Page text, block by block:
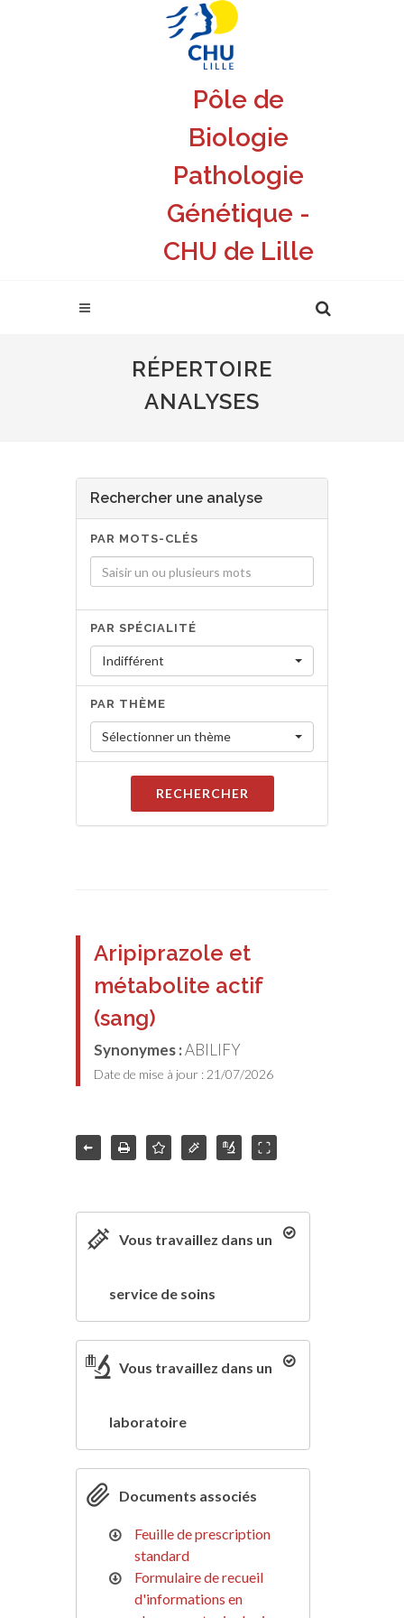
Pôle de
Biologie
Pathologie
Génétique -
CHU de Lille
RÉPERTOIRE
ANALYSES
Rechercher une analyse
PAR MOTS-CLÉS
PAR SPÉCIALITÉ
Indifférent
PAR THÈME
Sélectionner un thème
RECHERCHER
Aripiprazole et
métabolite actif
(sang)
Synonymes :ABILIFY
Date de mise à jour : 21/07/2026
Vous travaillez dans un
service de soins
Vous travaillez dans un
laboratoire
Documents associés
Feuille de prescription
standard
Formulaire de recueil
d'informations en